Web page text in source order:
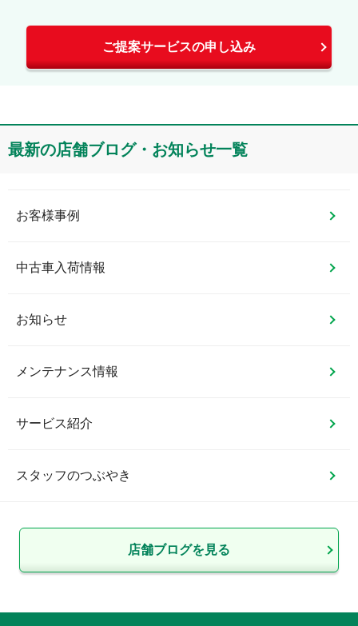
ご提案サービスの申し込み
最新の店舗ブログ・お知らせ一覧
お客様事例
中古車入荷情報
お知らせ
メンテナンス情報
サービス紹介
スタッフのつぶやき
店舗ブログを見る